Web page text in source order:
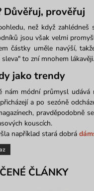
Důvěřuj, prověřuj
než když
jsou však velmi
částky uměle navýší,
to zní mnohem lákavěji.
jako trendy
nám módní průmysl udává
a po sezóně
pravděpodobně
kouscích.
například stará dobrá
ČLÁNKY